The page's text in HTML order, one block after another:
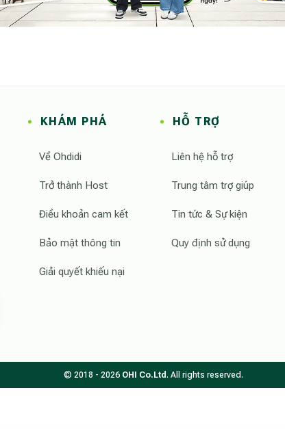
KHÁM PHÁ
Về Ohdidi
Trở thành Host
Điều khoản cam kết
Bảo mật thông tin
Giải quyết khiếu nại
HỖ TRỢ
Liên hệ hỗ trợ
Trung tâm trợ giúp
Tin tức & Sự kiện
Quy định sử dụng
© 2018 - 2026 OHI Co.Ltd. All rights reserved.